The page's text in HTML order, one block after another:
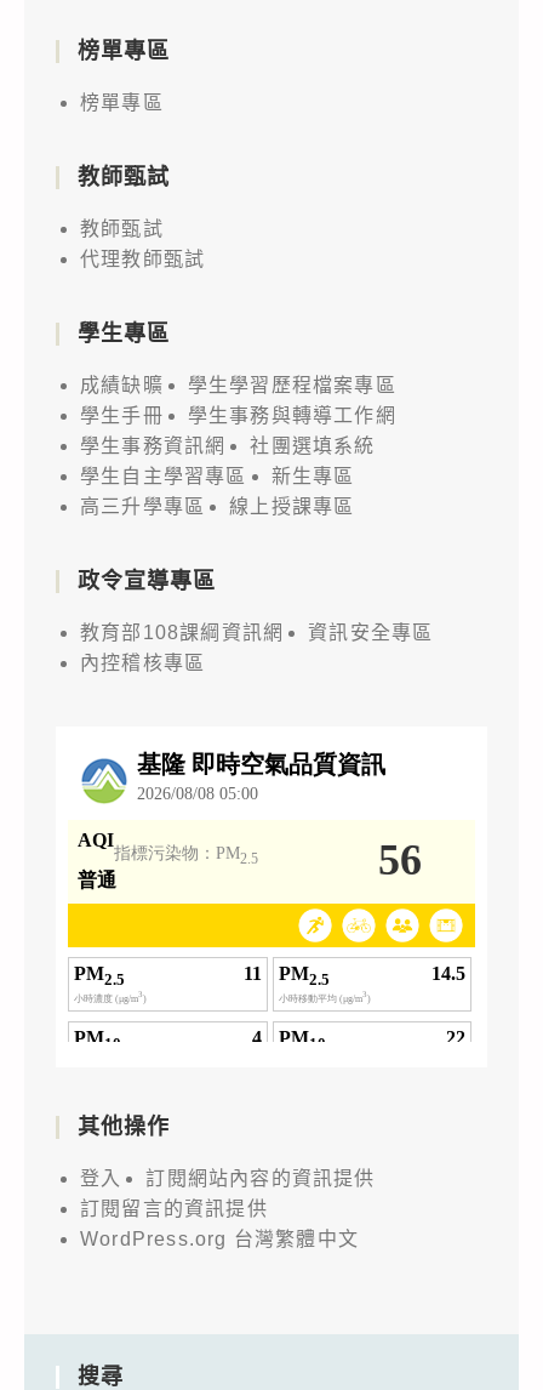
榜單專區
榜單專區
教師甄試
教師甄試
代理教師甄試
學生專區
成績缺曠
學生學習歷程檔案專區
學生手冊
學生事務與轉導工作網
學生事務資訊網
社團選填系統
學生自主學習專區
新生專區
高三升學專區
線上授課專區
政令宣導專區
教育部108課綱資訊網
資訊安全專區
內控稽核專區
其他操作
登入
訂閱網站內容的資訊提供
訂閱留言的資訊提供
WordPress.org 台灣繁體中文
搜尋